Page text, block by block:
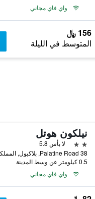
واي فاي مجاني
156 ﷼
المتوسط في الليلة
نيلكون هوتل
2 نجمتين
لا بأس 5.8
38 Palatine Road, بلاكبول, المملكة المتحدة
0.5 كيلومتر عن وسط المدينة
واي فاي مجاني